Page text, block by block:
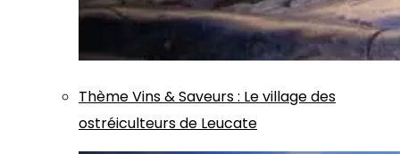
ThèmeVins & Saveurs: Le village des
ostréiculteurs de Leucate